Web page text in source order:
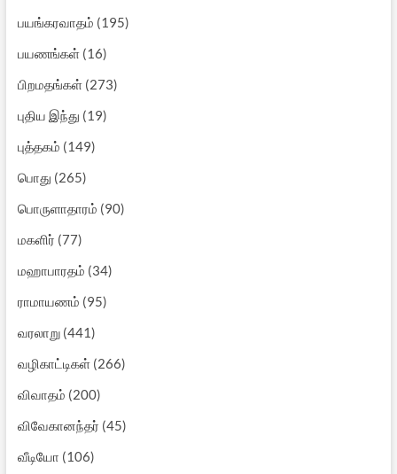
பயங்கரவாதம் (195)
பயணங்கள்(16)
பிறமதங்கள்(273)
புதிய இந்து (19)
புத்தகம் (149)
பொது (265)
பொருளாதாரம் (90)
மகளிர் (77)
மஹாபாரதம் (34)
ராமாயணம் (95)
வரலாறு(441)
வழிகாட்டிகள்(266)
விவாதம் (200)
விவேகானந்தர் (45)
வீடியோ (106)